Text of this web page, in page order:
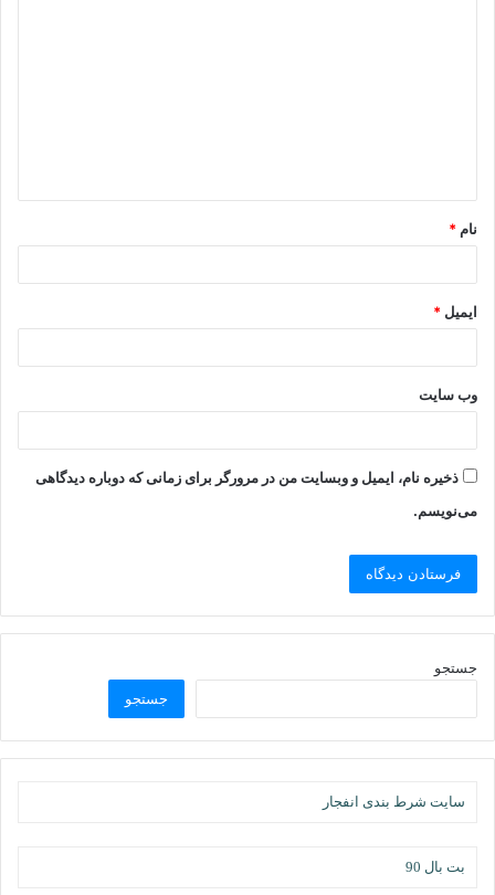
نام *
ایمیل *
وب‌ سایت
ذخیره نام، ایمیل و وبسایت من در مرورگر برای زمانی که دوباره دیدگاهی
می‌نویسم.
جستجو
جستجو
سایت شرط بندی انفجار
بت بال 90